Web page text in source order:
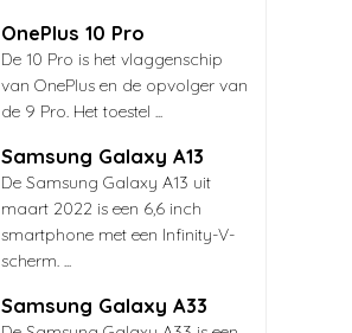
OnePlus 10 Pro
De 10 Pro is het vlaggenschip
van OnePlus en de opvolger van
de 9 Pro. Het toestel ...
Samsung Galaxy A13
De Samsung Galaxy A13 uit
maart 2022 is een 6,6 inch
smartphone met een Infinity-V-
scherm. ...
Samsung Galaxy A33